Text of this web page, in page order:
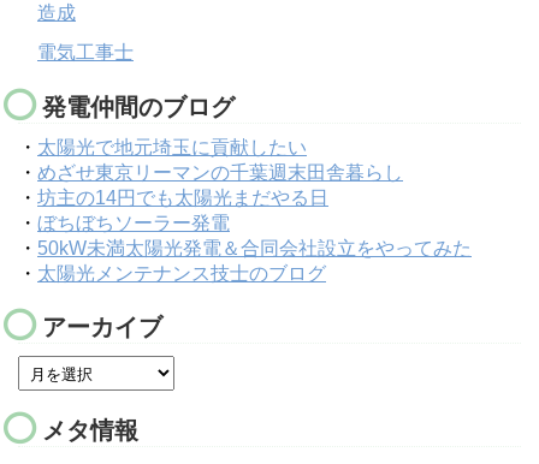
造成
電気工事士
発電仲間のブログ
・ 太陽光で地元埼玉に貢献したい
・ めざせ東京リーマンの千葉週末田舎暮らし
・ 坊主の14円でも太陽光まだやる日
・ ぼちぼちソーラー発電
・ 50kW未満太陽光発電＆合同会社設立をやってみた
・ 太陽光メンテナンス技士のブログ
アーカイブ
メタ情報